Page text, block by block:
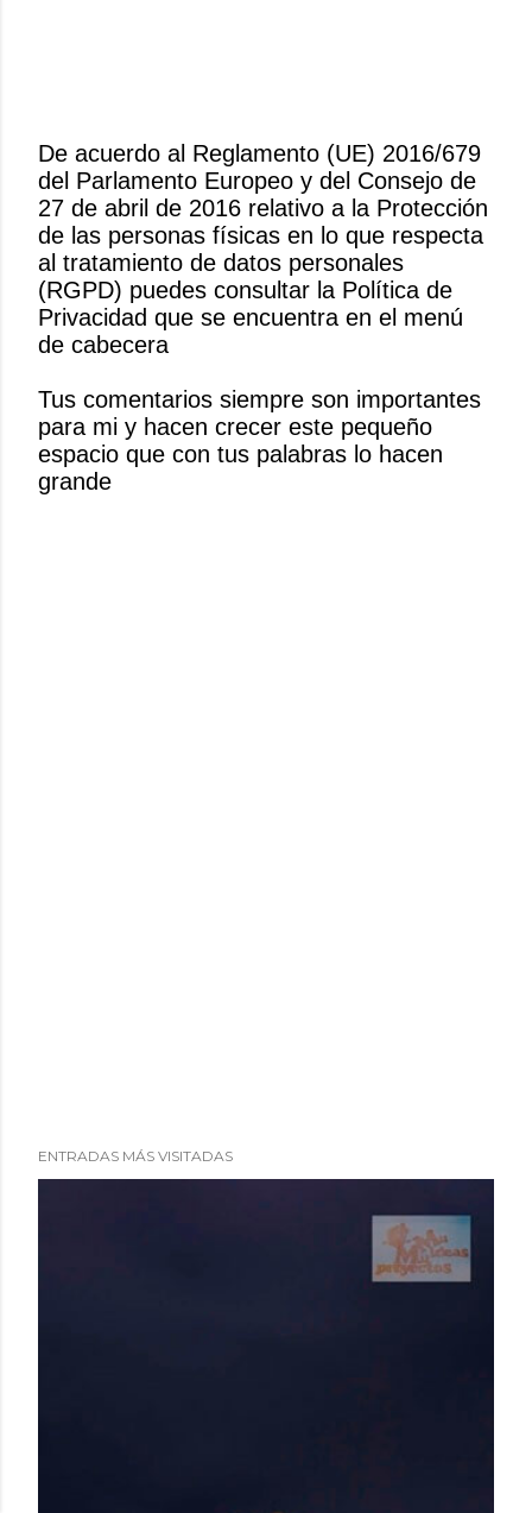
P
u
b
l
i
c
a
u
n
c
o
De acuerdo al Reglamento (UE) 2016/679
del Parlamento Europeo y del Consejo de
27 de abril de 2016 relativo a la Protección
de las personas físicas en lo que respecta
al tratamiento de datos personales
(RGPD) puedes consultar la Política de
Privacidad que se encuentra en el menú
de cabecera
Tus comentarios siempre son importantes
para mi y hacen crecer este pequeño
espacio que con tus palabras lo hacen
grande
ENTRADAS MÁS VISITADAS